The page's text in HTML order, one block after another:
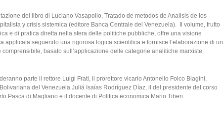
del libro di Luciano Vasapollo, Tratado de metodos de Analisis de los
y crisis sistemica (editore Banca Centrale del Venezuela). Il volume, frutto
e di pratica diretta nella sfera delle politiche pubbliche, offre una visione
applicata seguendo una rigorosa logica scientifica e fornisce l’elaborazione di un
basato sull’applicazione delle categorie analitiche marxiste.
parte il rettore Luigi Frati, il prorettore vicario Antonello Folco Biagini,
del Venezuela Juliá Isaías Rodríguez Díaz, il del presidente del corso
Pasca di Magliano e il docente di Politica economica Mario Tiberi.